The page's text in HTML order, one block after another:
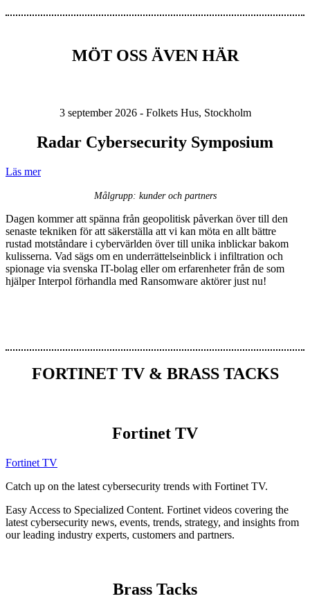
MÖT OSS ÄVEN HÄR
3 september 2026 - Folkets Hus, Stockholm
Radar Cybersecurity Symposium
Läs mer
Målgrupp: kunder och partners
Dagen kommer att spänna från geopolitisk påverkan över till den
senaste tekniken för att säkerställa att vi kan möta en allt bättre
rustad motståndare i cybervärlden över till unika inblickar bakom
kulisserna. Vad sägs om en underrättelseinblick i infiltration och
spionage via svenska IT-bolag eller om erfarenheter från de som
hjälper Interpol förhandla med Ransomware aktörer just nu!
FORTINET TV & BRASS TACKS
Fortinet TV
Fortinet TV
Catch up on the latest cybersecurity trends with Fortinet TV.
Easy Access to Specialized Content. Fortinet videos covering the
latest cybersecurity news, events, trends, strategy, and insights from
our leading industry experts, customers and partners.
Brass Tacks